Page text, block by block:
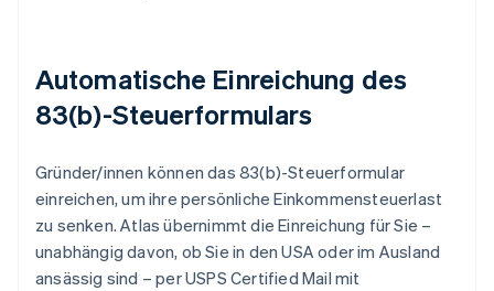
Automatische Einreichung des
83(b)-Steuerformulars
Gründer/innen können das 83(b)-Steuerformular
einreichen, um ihre persönliche Einkommensteuerlast
zu senken. Atlas übernimmt die Einreichung für Sie –
unabhängig davon, ob Sie in den USA oder im Ausland
ansässig sind – per USPS Certified Mail mit